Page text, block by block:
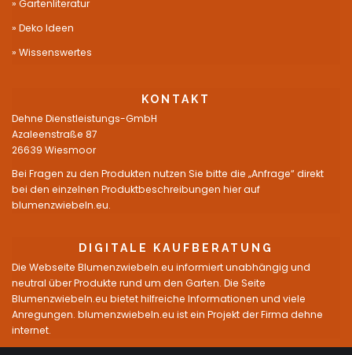
Gartenliteratur
Deko Ideen
Wissenswertes
KONTAKT
Dehne Dienstleistungs-GmbH
Azaleenstraße 87
26639 Wiesmoor
Bei Fragen zu den Produkten nutzen Sie bitte die „Anfrage“ direkt
bei den einzelnen Produktbeschreibungen hier auf
blumenzwiebeln.eu.
DIGITALE KAUFBERATUNG
Die Webseite Blumenzwiebeln.eu informiert unabhängig und
neutral über Produkte rund um den Garten. Die Seite
Blumenzwiebeln.eu bietet hilfreiche Informationen und viele
Anregungen. blumenzwiebeln.eu ist ein Projekt der Firma dehne
internet.